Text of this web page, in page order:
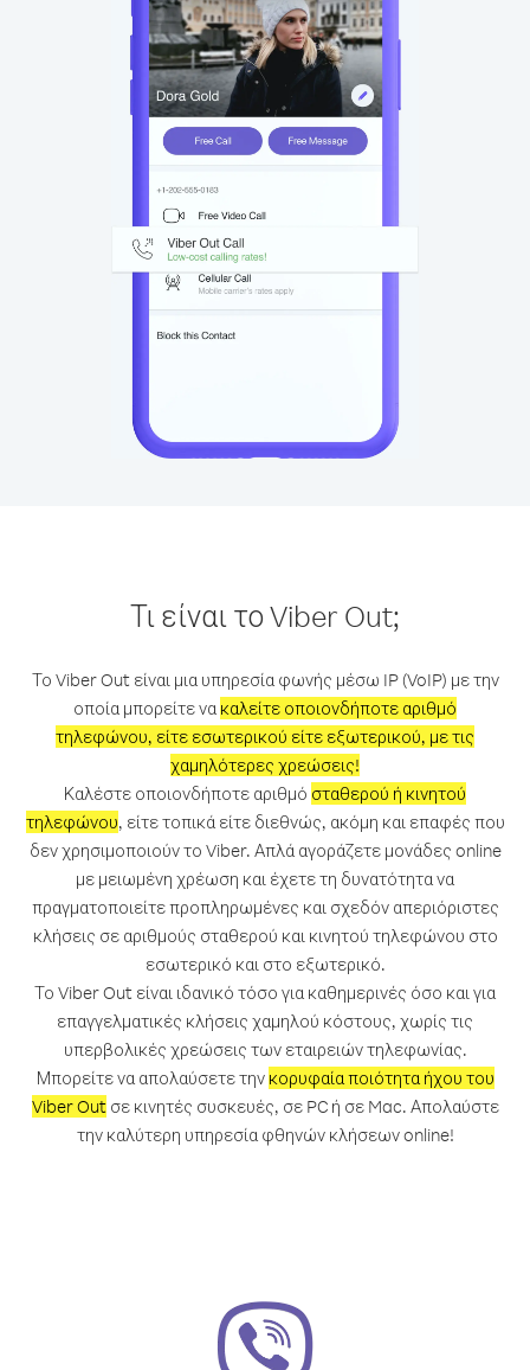
Τι είναι το Viber Out;
Το Viber Out είναι μια υπηρεσία φωνής μέσω IP (VoIP) με την
οποία μπορείτε να καλείτε οποιονδήποτε αριθμό
τηλεφώνου, είτε εσωτερικού είτε εξωτερικού, με τις
χαμηλότερες χρεώσεις!
Καλέστε οποιονδήποτε αριθμό σταθερού ή κινητού
τηλεφώνου, είτε τοπικά είτε διεθνώς, ακόμη και επαφές που
δεν χρησιμοποιούν το Viber. Απλά αγοράζετε μονάδες online
με μειωμένη χρέωση και έχετε τη δυνατότητα να
πραγματοποιείτε προπληρωμένες και σχεδόν απεριόριστες
κλήσεις σε αριθμούς σταθερού και κινητού τηλεφώνου στο
εσωτερικό και στο εξωτερικό.
Το Viber Out είναι ιδανικό τόσο για καθημερινές όσο και για
επαγγελματικές κλήσεις χαμηλού κόστους, χωρίς τις
υπερβολικές χρεώσεις των εταιρειών τηλεφωνίας.
Μπορείτε να απολαύσετε την κορυφαία ποιότητα ήχου του
Viber Outσε κινητές συσκευές, σε PC ή σε Mac. Απολαύστε
την καλύτερη υπηρεσία φθηνών κλήσεων online!